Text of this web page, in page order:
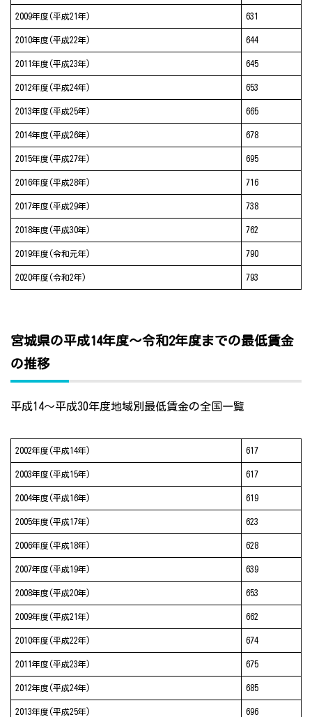
2009年度(平成21年) 631
2010年度(平成22年) 644
2011年度(平成23年) 645
2012年度(平成24年) 653
2013年度(平成25年) 665
2014年度(平成26年) 678
2015年度(平成27年) 695
2016年度(平成28年) 716
2017年度(平成29年) 738
2018年度(平成30年) 762
2019年度(令和元年) 790
2020年度(令和2年) 793
宮城県の平成14年度～令和2年度までの最低賃金
の推移
平成14～平成30年度地域別最低賃金の全国一覧
2002年度(平成14年) 617
2003年度(平成15年) 617
2004年度(平成16年) 619
2005年度(平成17年) 623
2006年度(平成18年) 628
2007年度(平成19年) 639
2008年度(平成20年) 653
2009年度(平成21年) 662
2010年度(平成22年) 674
2011年度(平成23年) 675
2012年度(平成24年) 685
2013年度(平成25年) 696